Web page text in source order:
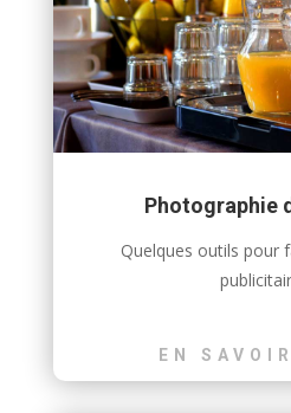
Photographie
Quelques outils pour
EN